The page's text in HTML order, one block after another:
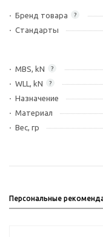
?
Бренд товара
Стандарты
?
MBS, kN
?
WLL, kN
Назначение
Материал
Вес, гр
Персональные